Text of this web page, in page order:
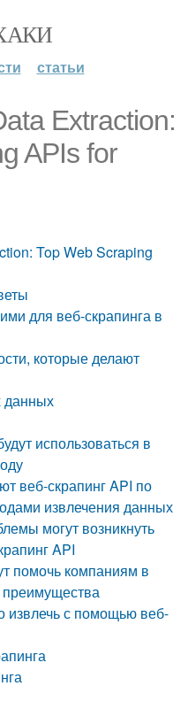
статьи
Extraction:
APIs for
Top Web Scraping
для веб-скрапинга в
которые делают
данных
использоваться в
веб-скрапинг API по
извлечения данных
могут возникнуть
API
помочь компаниям в
преимущества
извлечь с помощью веб-